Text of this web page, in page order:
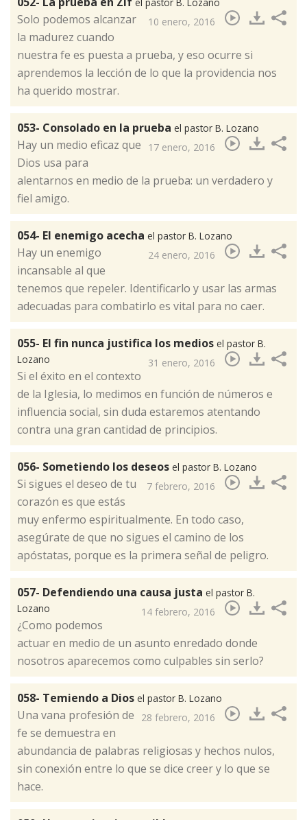
10 enero, 2016
​Solo podemos alcanzar
la madurez cuando
nuestra fe es puesta a prueba, y eso ocurre si
aprendemos la lección de lo que la providencia nos
ha querido mostrar.
053- Consolado en la prueba el pastor B. Lozano
17 enero, 2016
​Hay un medio eficaz que
Dios usa para
alentarnos en medio de la prueba: un verdadero y
fiel amigo.
054- El enemigo acecha el pastor B. Lozano
24 enero, 2016
​Hay un enemigo
incansable al que
tenemos que repeler. Identificarlo y usar las armas
adecuadas para combatirlo es vital para no caer.
055- El fin nunca justifica los medios el pastor B.
Lozano
31 enero, 2016
​Si el éxito en el contexto
de la Iglesia, lo medimos en función de números e
influencia social, sin duda estaremos atentando
contra una gran cantidad de principios.
056- Sometiendo los deseos el pastor B. Lozano
7 febrero, 2016
​Si sigues el deseo de tu
corazón es que estás
muy enfermo espiritualmente. En todo caso,
asegúrate de que no sigues el camino de los
apóstatas, porque es la primera señal de peligro.
057- Defendiendo una causa justa el pastor B.
Lozano
14 febrero, 2016
​¿Como podemos
actuar en medio de un asunto enredado donde
nosotros aparecemos como culpables sin serlo?
058- Temiendo a Dios el pastor B. Lozano
28 febrero, 2016
​Una vana profesión de
fe se demuestra en
abundancia de palabras religiosas y hechos nulos,
sin conexión entre lo que se dice creer y lo que se
hace.